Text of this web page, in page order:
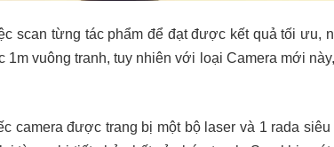
scan từng tác phẩm để đạt được kết quả tối ưu,
vuông tranh, tuy nhiên với loại Camera mới
camera được trang bị một bộ laser và 1 rada